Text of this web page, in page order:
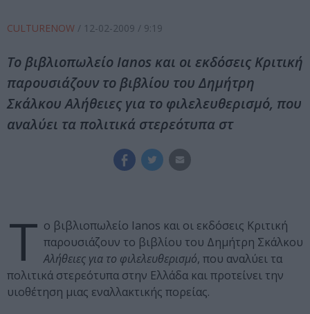
CULTURENOW / 12-02-2009 / 9:19
Το βιβλιοπωλείο Ianos και οι εκδόσεις Κριτική
παρουσιάζουν το βιβλίου του Δημήτρη
Σκάλκου Αλήθειες για το φιλελευθερισμό, που
αναλύει τα πολιτικά στερεότυπα στ
Τ ο βιβλιοπωλείο Ianos και οι εκδόσεις Κριτική
παρουσιάζουν το βιβλίου του Δημήτρη Σκάλκου
Αλήθειες για το φιλελευθερισμό, που αναλύει τα
πολιτικά στερεότυπα στην Ελλάδα και προτείνει την
υιοθέτηση μιας εναλλακτικής πορείας.